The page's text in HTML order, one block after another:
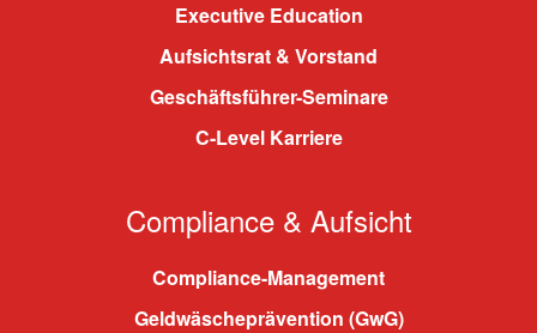
Executive Education
Aufsichtsrat & Vorstand
Geschäftsführer-Seminare
C-Level Karriere
Compliance & Aufsicht
Compliance-Management
Geldwäscheprävention (GwG)